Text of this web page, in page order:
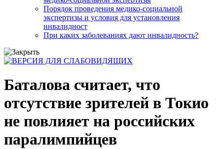
Порядок проведения медико-социальной
экспертизы и условия для установления
инвалидност
При каких заболеваниях дают инвалидность?
Баталова считает, что
отсутствие зрителей в Токио
не повлияет на российских
паралимпийцев